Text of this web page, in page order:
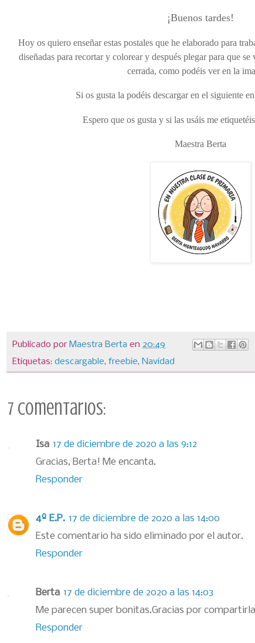
¡Buenos tardes!
Hoy os quiero enseñar estas postales que he elaborado para
diseñadas para recortar y colorear y después plegar para que
cerrada, como podéis ver en la
Si os gusta la podéis descargar en el siguiente
Espero que os gusta y si las usáis me
Maestra Berta
Publicado por Maestra Berta en 20:49
Etiquetas: descargable, freebie, Navidad
7 comentarios:
Isa 17 de diciembre de 2020 a las 9:12
Gracias, Berta! Me encanta.
Responder
4º E.P. 17 de diciembre de 2020 a las 14:00
Este comentario ha sido eliminado por el autor.
Responder
Berta 17 de diciembre de 2020 a las 14:03
Me parecen super bonitas.Gracias por
Responder